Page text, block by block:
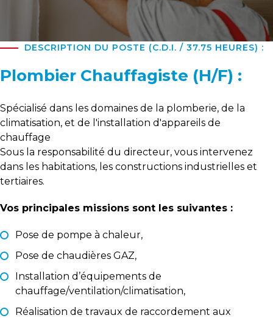
DESCRIPTION DU POSTE (C.D.I. / 37.75 HEURES) :
Plombier Chauffagiste (H/F) :
Spécialisé dans les domaines de la plomberie, de la
climatisation, et de l'installation d'appareils de
chauffage
Sous la responsabilité du directeur, vous intervenez
dans les habitations, les constructions industrielles et
tertiaires.
Vos principales missions sont les suivantes :
Pose de pompe à chaleur,
Pose de chaudières GAZ,
Installation d’équipements de
chauffage/ventilation/climatisation,
Réalisation de travaux de raccordement aux